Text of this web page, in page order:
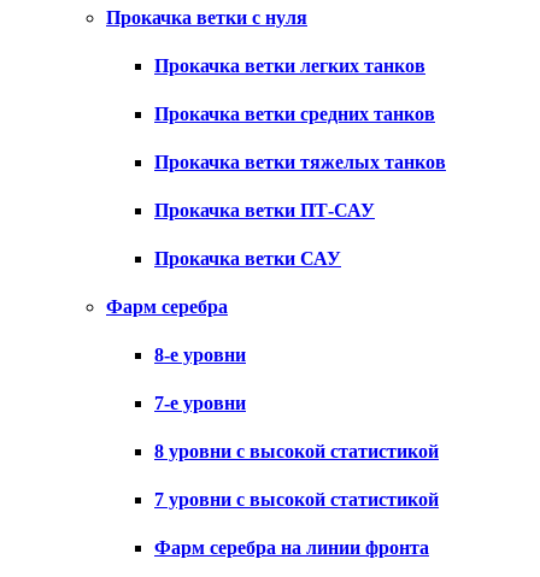
Прокачка ветки с нуля
Прокачка ветки легких танков
Прокачка ветки средних танков
Прокачка ветки тяжелых танков
Прокачка ветки ПТ-САУ
Прокачка ветки САУ
Фарм серебра
8-е уровни
7-е уровни
8 уровни с высокой статистикой
7 уровни с высокой статистикой
Фарм серебра на линии фронта